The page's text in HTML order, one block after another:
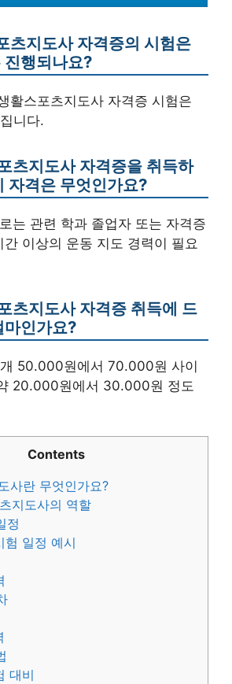
츠지도사 자격증의 시험은
진행되나요?
활스포츠지도사 자격증 시험은
니다.
츠지도사 자격증을 취득하
자격은 무엇인가요?
는 관련 학과 졸업자 또는 자격증
간 이상의 운동 지도 경력이 필요
츠지도사 자격증 취득에 드
마인가요?
50.000원에서 70.000원 사이
20.000원에서 30.000원 정도
Contents
사란 무엇인가요?
지도사의 역할
정
험 일정 예시
대비